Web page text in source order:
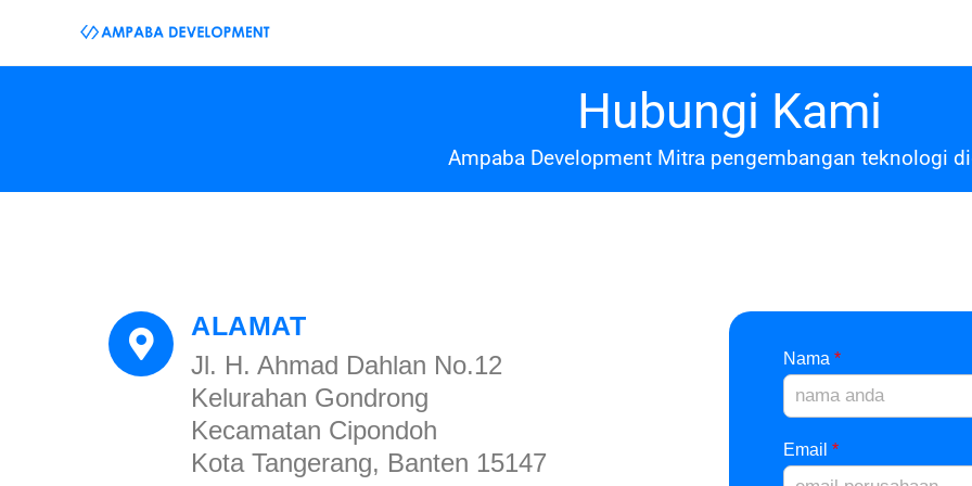
Hubungi Kami
Ampaba Development Mitra pengembangan teknologi
ALAMAT
Jl. H. Ahmad Dahlan No.12
Kelurahan Gondrong
Kecamatan Cipondoh
Kota Tangerang, Banten 15147
Nama *
Email *